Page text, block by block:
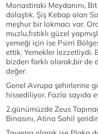
Monastiraki Meydanını,
dolaştık. Şiş Kebap olan
meşhur bir lokmacı var.
muzlu,fıstıklı güzel
yemeği için ise Psirri
ettik. Yemekler lezzetliydi.
bizden farklı olarak,bir de
değer.
Genel Avrupa şehirlerine
hissediliyor. Fazla sayıda
2.günümüzde Zeus
Binasını, Atina Sahil